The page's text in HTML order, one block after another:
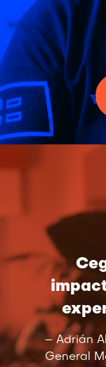
– Adrián
General